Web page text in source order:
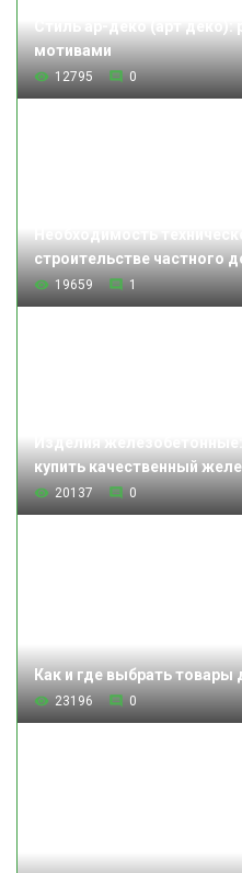
мотивами
12795 0
строительстве частного
19659 1
купить качественный
20137 0
Как и где выбрать товары
23196 0